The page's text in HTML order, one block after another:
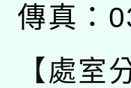
傳真：
【處室